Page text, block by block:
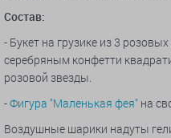
Состав:
- Букет на грузике из 3
серебряным конфетти
розовой звезды.
-Фигура "Маленькая фея" на
Воздушные шарики надуты